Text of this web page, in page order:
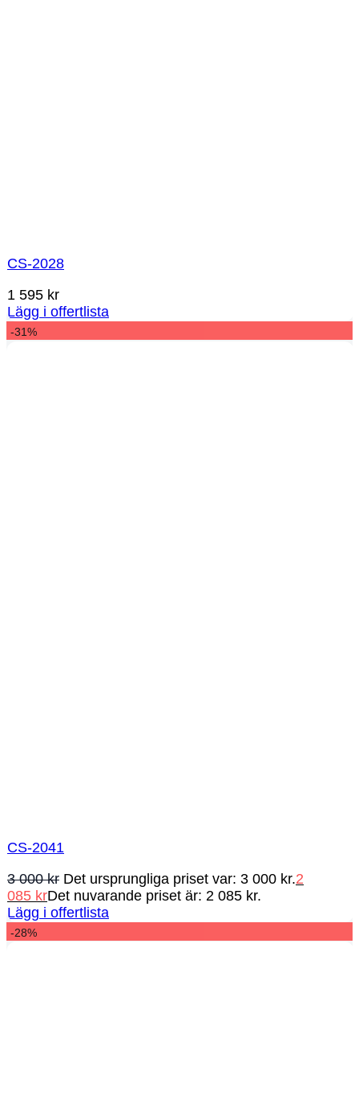
CS-2028
1 595 kr
Lägg i offertlista
-31%
CS-2041
3 000kr Det ursprungliga priset var: 3 000 kr.2
085 krDet nuvarande priset är: 2 085 kr.
Lägg i offertlista
-28%